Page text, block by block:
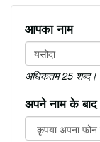
आपका नाम
अधिकतम 25 शब्द।
अपने नाम के